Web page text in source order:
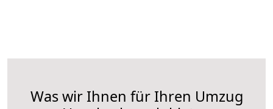
Was wir Ihnen für Ihren Umzug